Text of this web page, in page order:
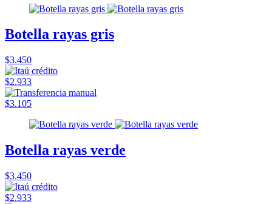
Botella rayas gris
$3.450
$2.933
$3.105
Botella rayas verde
$3.450
$2.933